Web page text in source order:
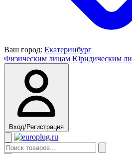
Ваш город: Екатеринбург
Физическим лицам Юридическим
Вход/Регистрация